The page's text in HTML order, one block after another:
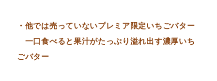
・他では売っていないプレミア限定いちごバター
一口食べると果汁がたっぷり溢れ出す濃厚いち
ごバター